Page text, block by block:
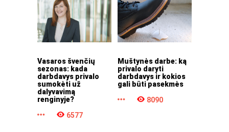
Vasaros švenčių
sezonas: kada
darbdavys privalo
sumokėti už
dalyvavimą
renginyje?
6577
Muštynės darbe: ką
privalo daryti
darbdavys ir kokios
gali būti pasekmės
8090